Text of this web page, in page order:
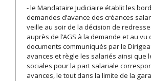
- le Mandataire Judiciaire établit les
demandes d’avance des créances
veille au soir de la décision de
auprès de l’AGS à la demande et au
documents communiqués par le
avances et règle les salariés ainsi que
sociales pour la part salariale
avances, le tout dans la limite de la